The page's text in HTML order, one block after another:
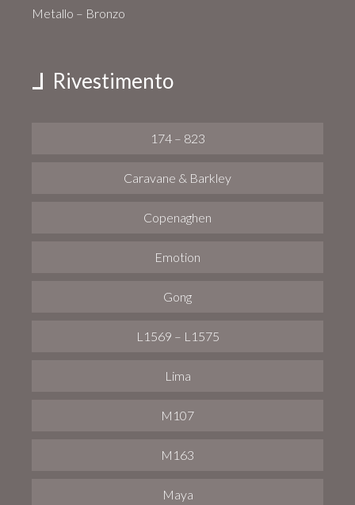
Metallo – Bronzo
Rivestimento
174 – 823
Caravane & Barkley
Copenaghen
Emotion
Gong
L1569 – L1575
Lima
M107
M163
Maya